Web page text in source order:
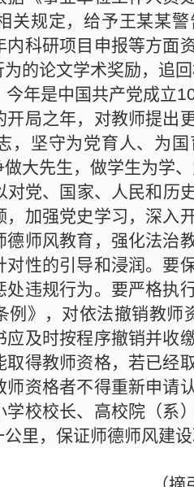
关规定，给予王某某
科研项目申报等方面
的论文学术奖励，追回
年是中国共产党成立
局之年，对教师提出
，坚守为党育人、为
大先生，做学生为学、
党、国家、人民和历
加强党史学习，深入
师风教育，强化法治
性的引导和浸润。要
违规行为。要严格执
例》，对依法撤销教师
及时按程序撤销并收
得教师资格，若已经
资格者不得重新申请
校校长、高校院（系
里，保证师德师风建设